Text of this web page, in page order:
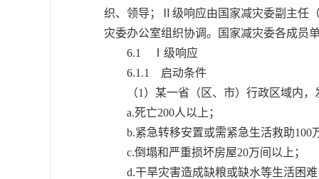
织、领导；Ⅱ级响应由国家减灾委副主任
灾委办公室组织协调。国家减灾委各成员
6.1 Ⅰ级响应
6.1.1 启动条件
（1）某一省（区、市）行政区域内，
a.死亡200人以上；
b.紧急转移安置或需紧急生活救助100
c.倒塌和严重损坏房屋20万间以上；
d.干旱灾害造成缺粮或缺水等生活困难